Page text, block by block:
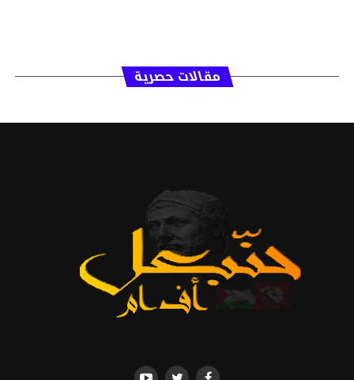
مقالات حصرية